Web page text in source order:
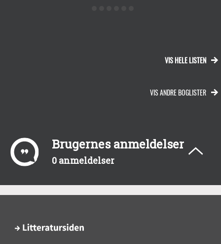
VIS HELE LISTEN
VIS ANDRE BOGLISTER
Brugernes anmeldelser
0 anmeldelser